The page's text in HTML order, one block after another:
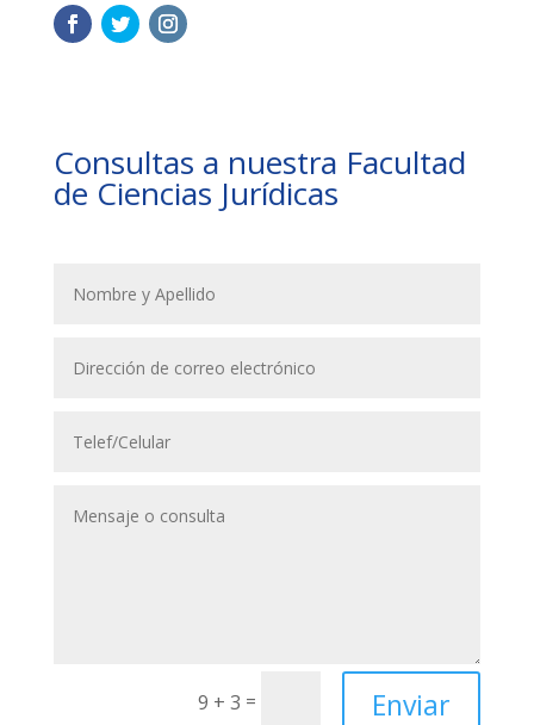
Consultas a nuestra Facultad
de Ciencias Jurídicas
9 + 3 = Enviar